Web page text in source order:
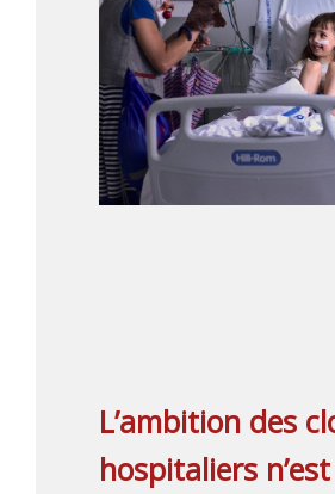
L’ambition des
hospitaliers